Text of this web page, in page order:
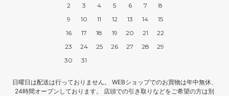
2
3 4 5 6 7
8
9
10 11 12 13 14
15
16
17 18 19 20 21
22
23
24 25 26 27 28
29
30
31
日曜日は配送は行っておりません。 WEBショップでのお買物は年中無休、
24時間オープンしております。 店頭での引き取りなどをご希望の方は別